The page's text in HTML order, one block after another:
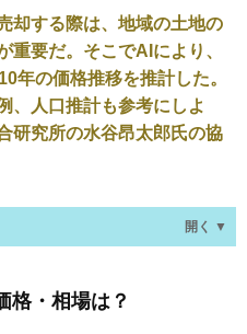
却する際は、地域の土地の
重要だ。そこでAIにより、
年の価格推移を推計した。
、人口推計も参考にしよ
研究所の水谷昂太郎氏の協
開く ▼
坪（10年前比▲13.5%）
格・相場は？